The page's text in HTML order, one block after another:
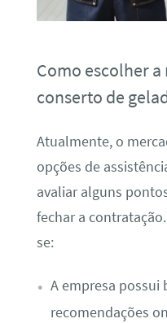
Como escolher
conserto de
Atualmente, o
opções de
avaliar alguns
fechar a
se:
A empresa possui
recomendações